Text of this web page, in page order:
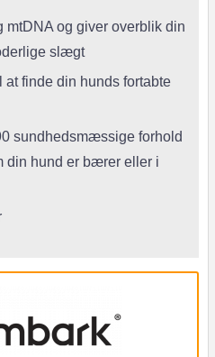
mtDNA og giver overblik din
slægt
at finde din hunds fortabte
sundhedsmæssige forhold
din hund er bærer eller i